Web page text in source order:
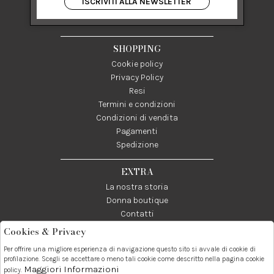
84122 Salerno Italia
P IVA 03024950655
SHOPPING
Cookie policy
Privacy Policy
Resi
Termini e condizioni
Condizioni di vendita
Pagamenti
Spedizione
EXTRA
La nostra storia
Donna boutique
Contatti
Telefono:
089237858
Whatsapp:
3338855601
Contatti:
info@donna1981.it
Cookies & Privacy
Per offrire una migliore esperienza di navigazione questo sito si avvale di cookie di
profilazione. Scegli se accettare o meno tali cookie come descritto nella pagina cookie
policy. Maggiori Informazioni